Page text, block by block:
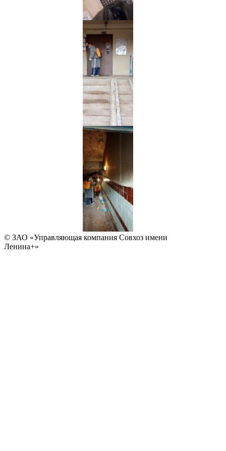
© ЗАО «Управляющая компания Совхоз имени
Ленина+»